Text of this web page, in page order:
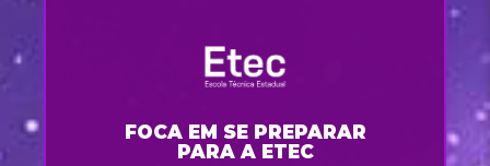
FOCA EM SE PREPARAR
PARA A ETEC